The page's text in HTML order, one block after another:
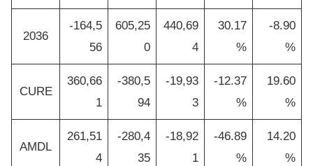
2036
-164,5
56
605,25
0
440,69
4
30.17
%
-8.90
%
CURE
360,66
1
-380,5
94
-19,93
3
-12.37
%
19.60
%
AMDL
261,51
4
-280,4
35
-18,92
1
-46.89
%
14.20
%